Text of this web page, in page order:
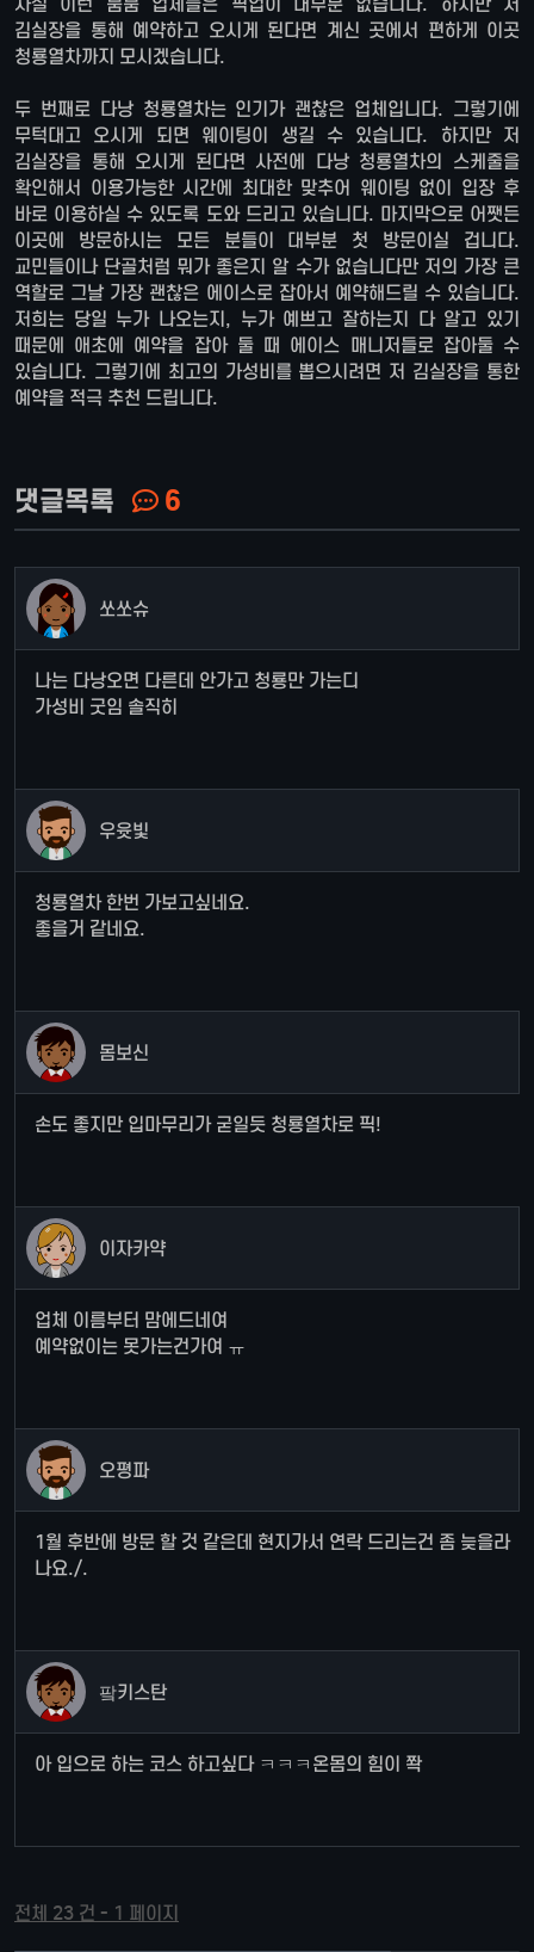
김실장을 통해 예약하고 오시게 된다면 계신 곳에서 편하게 이곳
청룡열차까지 모시겠습니다.
두 번째로 다낭 청룡열차는 인기가 괜찮은 업체입니다. 그렇기에
무턱대고 오시게 되면 웨이팅이 생길 수 있습니다. 하지만 저
김실장을 통해 오시게 된다면 사전에 다낭 청룡열차의 스케줄을
확인해서 이용가능한 시간에 최대한 맞추어 웨이팅 없이 입장 후
바로 이용하실 수 있도록 도와 드리고 있습니다. 마지막으로 어쨋든
이곳에 방문하시는 모든 분들이 대부분 첫 방문이실 겁니다.
교민들이나 단골처럼 뭐가 좋은지 알 수가 없습니다만 저의 가장 큰
역할로 그날 가장 괜찮은 에이스로 잡아서 예약해드릴 수 있습니다.
저희는 당일 누가 나오는지, 누가 예쁘고 잘하는지 다 알고 있기
때문에 애초에 예약을 잡아 둘 때 에이스 매니저들로 잡아둘 수
있습니다. 그렇기에 최고의 가성비를 뽑으시려면 저 김실장을 통한
예약을 적극 추천 드립니다.
댓글목록 6
쏘쏘슈
나는 다낭오면 다른데 안가고 청룡만 가는디
가성비 굿임 솔직히
우윳빛
청룡열차 한번 가보고싶네요.
좋을거 같네요.
몸보신
손도 좋지만 입마무리가 굳일듯 청룡열차로 픽!
이자카약
업체 이름부터 맘에드네여
예약없이는 못가는건가여 ㅠ
오평파
1월 후반에 방문 할 것 같은데 현지가서 연락 드리는건 좀 늦을라
나요./.
팤키스탄
아 입으로 하는 코스 하고싶다 ㅋㅋㅋ온몸의 힘이 쫙
전체 23 건 - 1 페이지